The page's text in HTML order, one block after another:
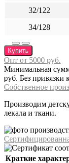
32/122
34/128
Купить
Опт от 5000 руб.
Минимальная
руб. Без привязки
Собственное
Производим
лекала и ткани.
Краткие